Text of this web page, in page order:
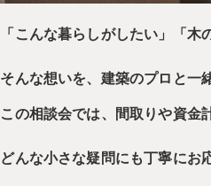
「こんな暮らしがしたい」「木
そんな想いを、建築のプロと一
この相談会では、間取りや資金
どんな小さな疑問にも丁寧にお